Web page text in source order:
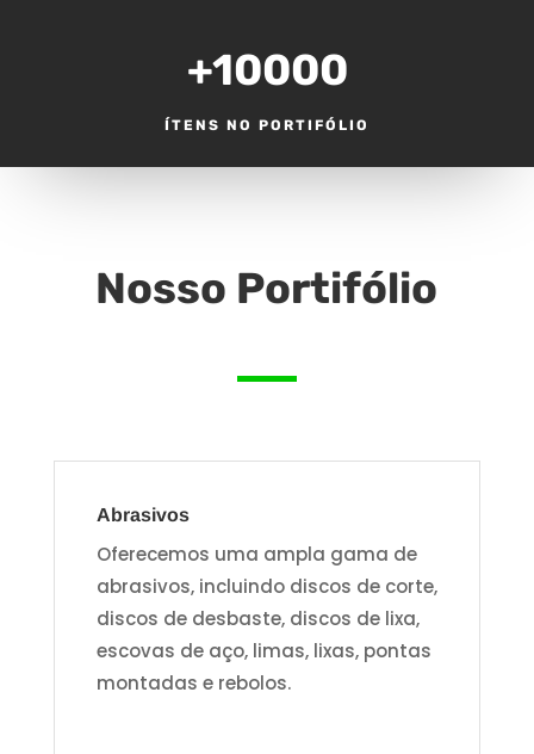
+10000
ÍTENS NO PORTIFÓLIO
Nosso Portifólio
Abrasivos
Oferecemos uma ampla gama de
abrasivos, incluindo discos de corte,
discos de desbaste, discos de lixa,
escovas de aço, limas, lixas, pontas
montadas e rebolos.